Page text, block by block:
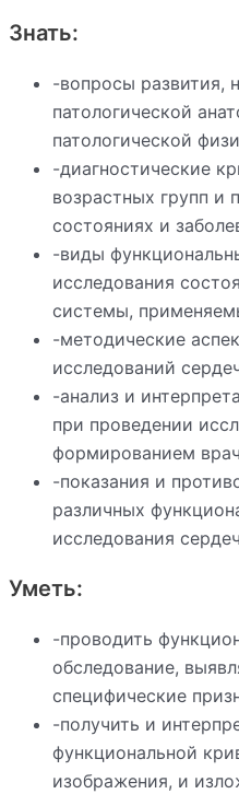
Знать:
-вопросы развития,
патологической
патологической
-диагностические
возрастных групп и
состояниях и
-виды
исследования
системы,
-методические
исследований
-анализ и
при проведении
формированием
-показания и
различных
исследования
Уметь:
-проводить
обследование,
специфические
-получить и
функциональной
изображения, и